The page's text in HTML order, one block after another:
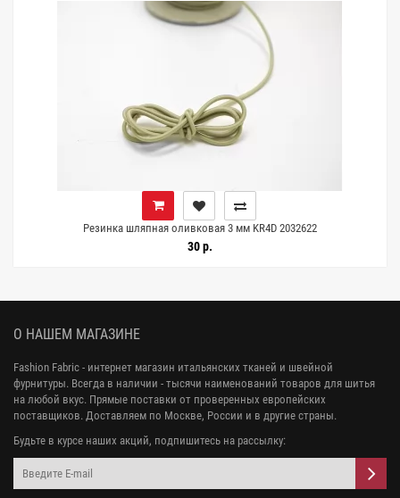
Резинка шляпная оливковая 3 мм KR4D 2032622
30 р.
О НАШЕМ МАГАЗИНЕ
Fashion Fabric - интернет магазин итальянских тканей и швейной
фурнитуры. Всегда в наличии - тысячи наименований товаров для шитья
на любой вкус. Прямые поставки от проверенных европейских
поставщиков. Доставляем по Москве, России и в другие страны.
Будьте в курсе наших акций, подпишитесь на рассылку: